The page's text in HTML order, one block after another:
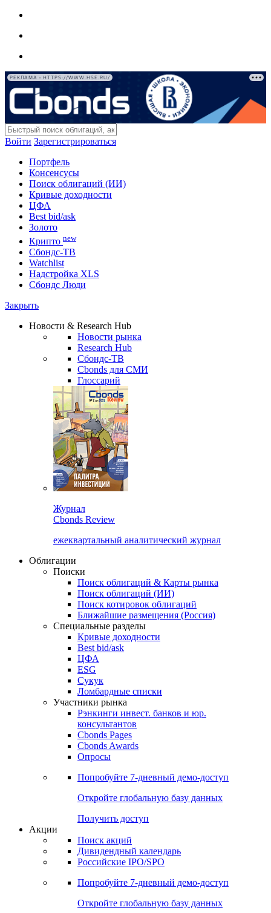
РЕКЛАМА • HTTPS://WWW.HSE.RU/
Войти Зарегистрироваться
Портфель
Консенсусы
Поиск облигаций (ИИ)
Кривые доходности
ЦФА
Best bid/ask
Золото
Крипто new
Сбондс-ТВ
Watchlist
Надстройка XLS
Сбондс Люди
Закрыть
Новости & Research Hub
Новости рынка
Research Hub
Сбондс-ТВ
Cbonds для СМИ
Глоссарий
Журнал
Cbonds Review
ежеквартальный аналитический журнал
Облигации
Поиски
Поиск облигаций & Карты рынка
Поиск облигаций (ИИ)
Поиск котировок облигаций
Ближайшие размещения (Россия)
Специальные разделы
Кривые доходности
Best bid/ask
ЦФА
ESG
Сукук
Ломбардные списки
Участники рынка
Рэнкинги инвест. банков и юр.
консультантов
Cbonds Pages
Cbonds Awards
Опросы
Попробуйте 7-дневный демо-доступ
Откройте глобальную базу данных
Получить доступ
Акции
Поиск акций
Дивидендный календарь
Российские IPO/SPO
Попробуйте 7-дневный демо-доступ
Откройте глобальную базу данных